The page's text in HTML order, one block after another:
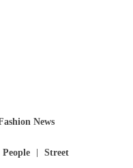
News
People Street